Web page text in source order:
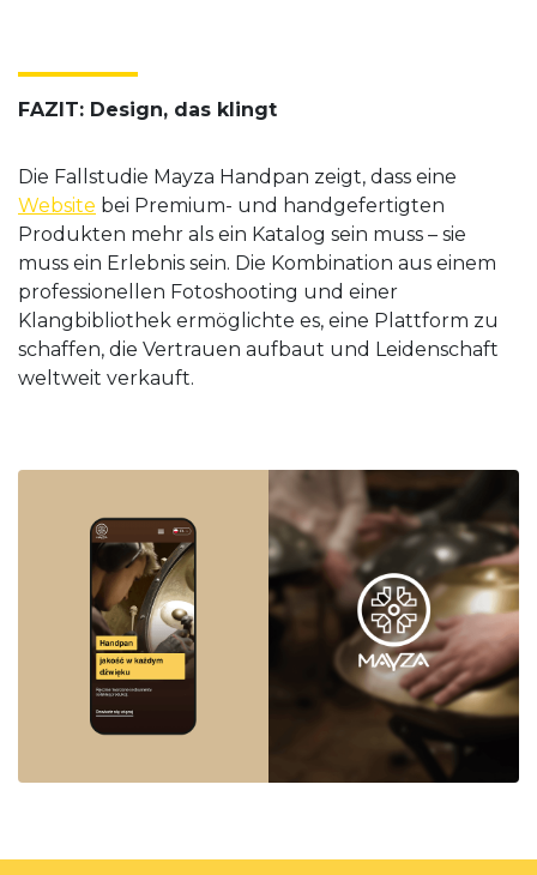
FAZIT: Design, das klingt
Die Fallstudie Mayza Handpan zeigt, dass eine
Website bei Premium- und handgefertigten
Produkten mehr als ein Katalog sein muss – sie
muss ein Erlebnis sein. Die Kombination aus einem
professionellen Fotoshooting und einer
Klangbibliothek ermöglichte es, eine Plattform zu
schaffen, die Vertrauen aufbaut und Leidenschaft
weltweit verkauft.